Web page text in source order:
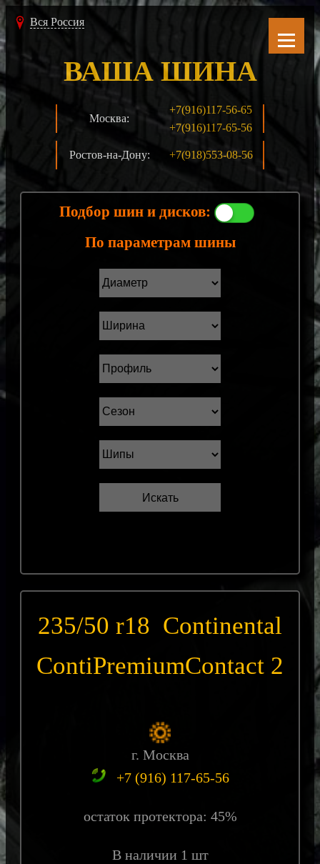
Вся Россия
Москва:
+7(916)117-56-65
+7(916)117-65-56
Ростов-на-Дону: +7(918)553-08-56
ВАША ШИНА
Подбор шин и дисков:
По параметрам шины
235/50 r18 Continental
ContiPremiumContact 2
г. Москва
+7 (916) 117-65-56
остаток протектора: 45%
В наличии 1 шт